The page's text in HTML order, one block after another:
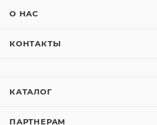
О НАС
КОНТАКТЫ
КАТАЛОГ
ПАРТНЕРАМ